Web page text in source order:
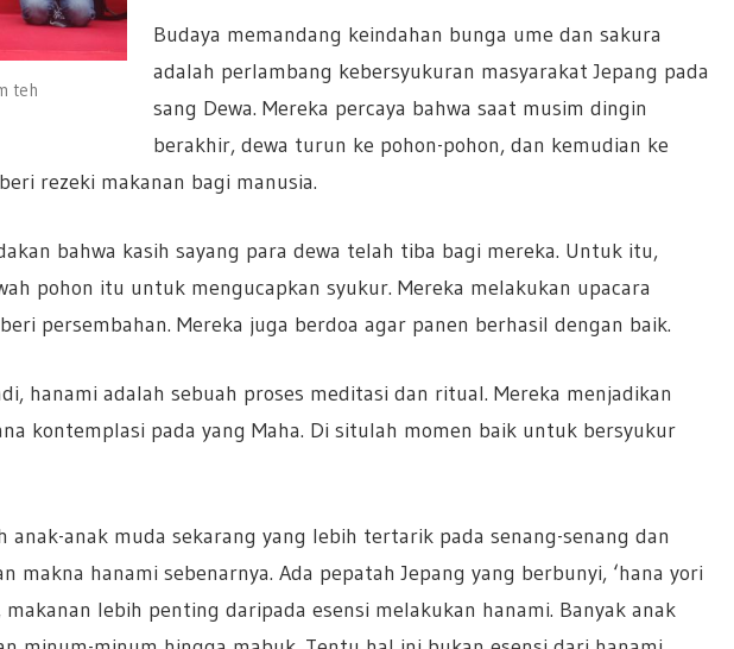
teh
Budaya memandang keindahan bunga ume dan sakura
adalah perlambang kebersyukuran masyarakat Jepang pada
sang Dewa. Mereka percaya bahwa saat musim dingin
berakhir, dewa turun ke pohon-pohon, dan kemudian ke
rezeki makanan bagi manusia.
bahwa kasih sayang para dewa telah tiba bagi mereka. Untuk itu,
pohon itu untuk mengucapkan syukur. Mereka melakukan upacara
persembahan. Mereka juga berdoa agar panen berhasil dengan baik.
hanami adalah sebuah proses meditasi dan ritual. Mereka menjadikan
kontemplasi pada yang Maha. Di situlah momen baik untuk bersyukur
anak-anak muda sekarang yang lebih tertarik pada senang-senang dan
makna hanami sebenarnya. Ada pepatah Jepang yang berbunyi, ‘hana yori
lebih penting daripada esensi melakukan hanami. Banyak anak